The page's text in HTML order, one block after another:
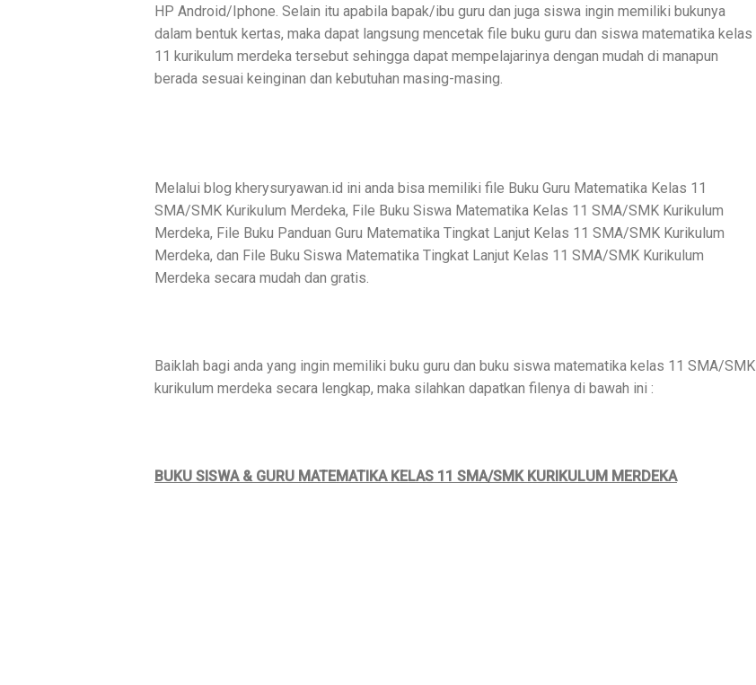
HP Android/Iphone. Selain itu apabila bapak/ibu guru dan juga siswa ingin memiliki bukunya
dalam bentuk kertas, maka dapat langsung mencetak file buku guru dan siswa matematika kelas
11 kurikulum merdeka tersebut sehingga dapat mempelajarinya dengan mudah di manapun
berada sesuai keinginan dan kebutuhan masing-masing.
Melalui blog kherysuryawan.id ini anda bisa memiliki file Buku Guru Matematika Kelas 11
SMA/SMK Kurikulum Merdeka, File Buku Siswa Matematika Kelas 11 SMA/SMK Kurikulum
Merdeka, File Buku Panduan Guru Matematika Tingkat Lanjut Kelas 11 SMA/SMK Kurikulum
Merdeka, dan File Buku Siswa Matematika Tingkat Lanjut Kelas 11 SMA/SMK Kurikulum
Merdeka secara mudah dan gratis.
Baiklah bagi anda yang ingin memiliki buku guru dan buku siswa matematika kelas 11 SMA/SMK
kurikulum merdeka secara lengkap, maka silahkan dapatkan filenya di bawah ini :
BUKU SISWA & GURU MATEMATIKA KELAS 11 SMA/SMK KURIKULUM MERDEKA